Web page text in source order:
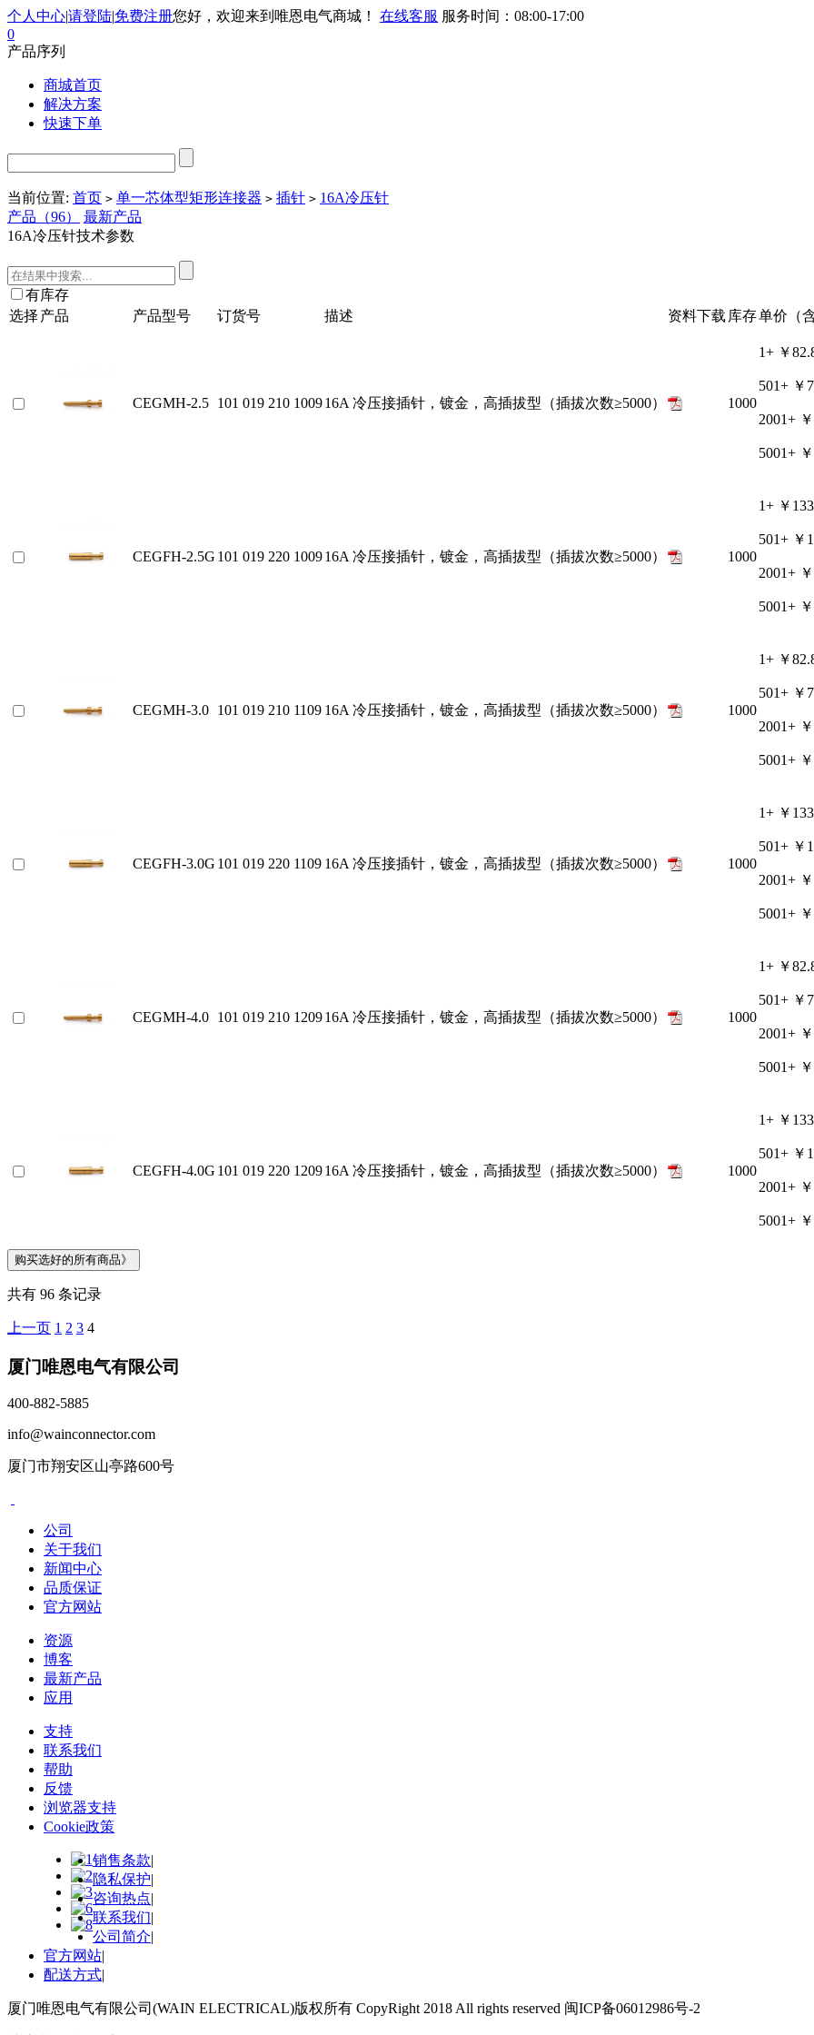
您好，欢迎来到唯恩电气商城！ 在线客服 服务时间：08:00-17:00
个人中心|请登陆|免费注册
0
产品序列
商城首页
解决方案
快速下单
当前位置: 首页 > 单一芯体型矩形连接器 > 插针 > 16A冷压针
产品（96）
最新产品
16A冷压针技术参数
有库存
选择 产品 产品型号 订货号 描述 资料下载 库存单价（
CEGMH-2.5 101 019 210 100916A 冷压接插针，镀金，高插拔型（插拔次数≥5000） 1000
1+ ￥
501+ ￥
2001+
5001+
CEGFH-2.5G 101 019 220 100916A 冷压接插针，镀金，高插拔型（插拔次数≥5000） 1000
1+ ￥
501+ ￥
2001+
5001+
CEGMH-3.0 101 019 210 1109 16A 冷压接插针，镀金，高插拔型（插拔次数≥5000） 1000
1+ ￥
501+ ￥
2001+
5001+
CEGFH-3.0G 101 019 220 1109 16A 冷压接插针，镀金，高插拔型（插拔次数≥5000） 1000
1+ ￥
501+ ￥
2001+
5001+
CEGMH-4.0 101 019 210 120916A 冷压接插针，镀金，高插拔型（插拔次数≥5000） 1000
1+ ￥
501+ ￥
2001+
5001+
CEGFH-4.0G 101 019 220 120916A 冷压接插针，镀金，高插拔型（插拔次数≥5000） 1000
1+ ￥
501+ ￥
2001+
5001+
共有 96 条记录
上一页 1 2 3 4
厦门唯恩电气有限公司
400-882-5885
info@wainconnector.com
厦门市翔安区山亭路600号
公司
关于我们
新闻中心
品质保证
官方网站
资源
博客
最新产品
应用
支持
联系我们
帮助
反馈
浏览器支持
Cookie政策
销售条款|
隐私保护|
咨询热点|
联系我们|
公司简介|
官方网站|
配送方式|
厦门唯恩电气有限公司(WAIN ELECTRICAL)版权所有 CopyRight 2018 All rights reserved 闽ICP备06012986号-2